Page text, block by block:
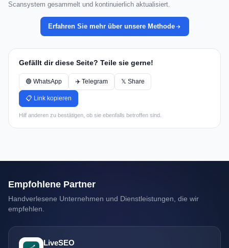
Scansystem gesammelt und kontinuierlich aktualisiert.
Erfahren Sie mehr über unsere Methode
Gefällt dir diese Seite? Teile sie gerne!
🟢 WhatsApp ✈️ Telegram 𝕏 Share
📋 Link kopieren
Hilf anderen zu bestätigen, ob sie ebenfalls betroffen sind.
Empfohlene Partner
Handverlesene Unternehmen und Dienstleistungen, die wir
empfehlen.
LiveSEO